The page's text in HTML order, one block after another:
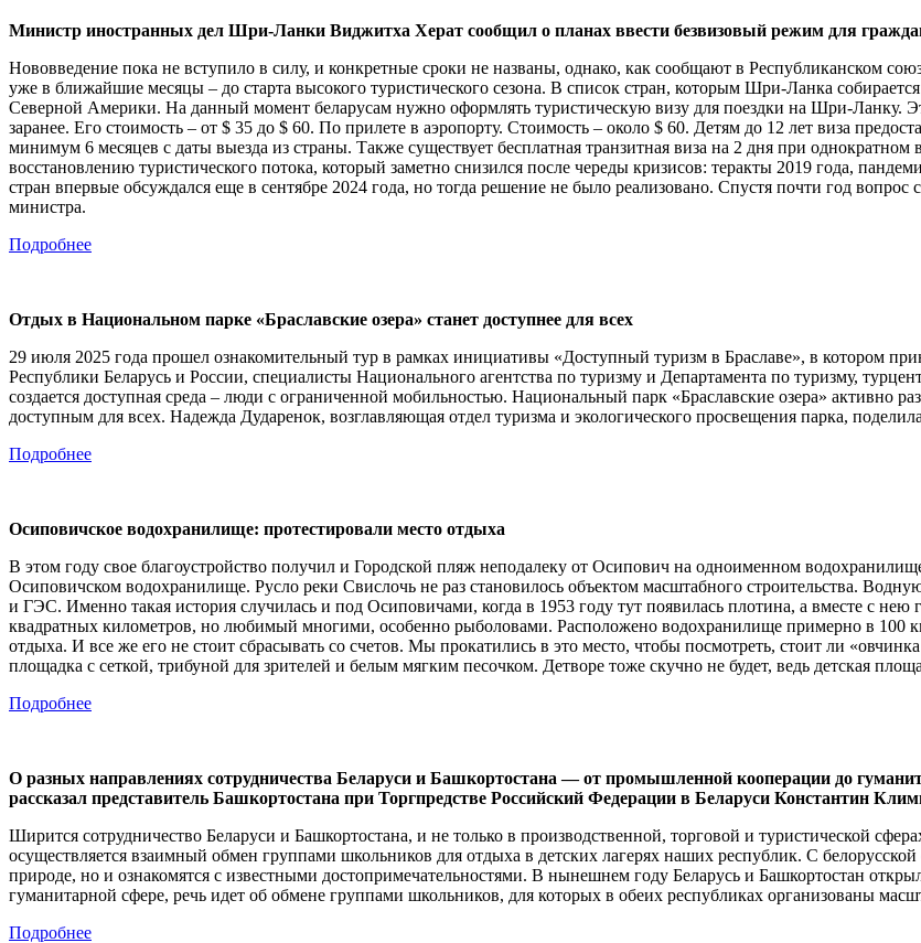
Министр иностранных дел Шри-Ланки Виджитха Херат сообщил о планах ввести безвизовый режим для
Нововведение пока не вступило в силу, и конкретные сроки не названы, однако, как сообщают в Республиканском
уже в ближайшие месяцы – до старта высокого туристического сезона. В список стран, которым Шри-Ланка
Северной Америки. На данный момент беларусам нужно оформлять туристическую визу для поездки на Шри-Ланку.
заранее. Его стоимость – от $ 35 до $ 60. По прилете в аэропорту. Стоимость – около $ 60. Детям до 12 лет виза
минимум 6 месяцев с даты выезда из страны. Также существует бесплатная транзитная виза на 2 дня при
восстановлению туристического потока, который заметно снизился после череды кризисов: теракты 2019 года,
стран впервые обсуждался еще в сентябре 2024 года, но тогда решение не было реализовано. Спустя почти год
министра.
Подробнее
Отдых в Национальном парке «Браславские озера» станет доступнее для всех
29 июля 2025 года прошел ознакомительный тур в рамках инициативы «Доступный туризм в Браславе», в котором
Республики Беларусь и России, специалисты Национального агентства по туризму и Департамента по туризму,
создается доступная среда – люди с ограниченной мобильностью. Национальный парк «Браславские озера» активно
доступным для всех. Надежда Дударенок, возглавляющая отдел туризма и экологического просвещения парка,
Подробнее
Осиповичское водохранилище: протестировали место отдыха
В этом году свое благоустройство получил и Городской пляж неподалеку от Осипович на одноименном
Осиповичском водохранилище. Русло реки Свислочь не раз становилось объектом масштабного строительства.
и ГЭС. Именно такая история случилась и под Осиповичами, когда в 1953 году тут появилась плотина, а вместе с
квадратных километров, но любимый многими, особенно рыболовами. Расположено водохранилище примерно в 100
отдыха. И все же его не стоит сбрасывать со счетов. Мы прокатились в это место, чтобы посмотреть, стоит ли
площадка с сеткой, трибуной для зрителей и белым мягким песочком. Детворе тоже скучно не будет, ведь детская
Подробнее
О разных направлениях сотрудничества Беларуси и Башкортостана ― от промышленной кооперации до
рассказал представитель Башкортостана при Торгпредстве Российский Федерации в Беларуси Константин
Ширится сотрудничество Беларуси и Башкортостана, и не только в производственной, торговой и туристической
осуществляется взаимный обмен группами школьников для отдыха в детских лагерях наших республик. С
природе, но и ознакомятся с известными достопримечательностями. В нынешнем году Беларусь и Башкортостан
гуманитарной сфере, речь идет об обмене группами школьников, для которых в обеих республиках организованы
Подробнее